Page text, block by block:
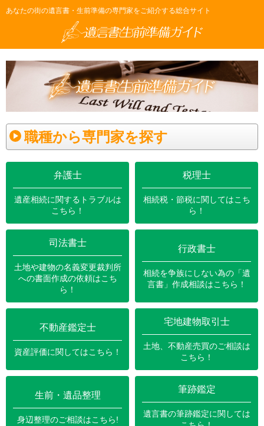
あなたの街の遺言書・生前準備の専門家をご紹介する総合サイト
職種から専門家を探す
弁護士 税理士
司法書士
行政書士
不動産鑑定士
宅地建物取引士
生前・遺品整理
筆跡鑑定